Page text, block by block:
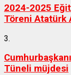
2024-2025
Töreni Atatürk
3.
Tüneli müjdesi